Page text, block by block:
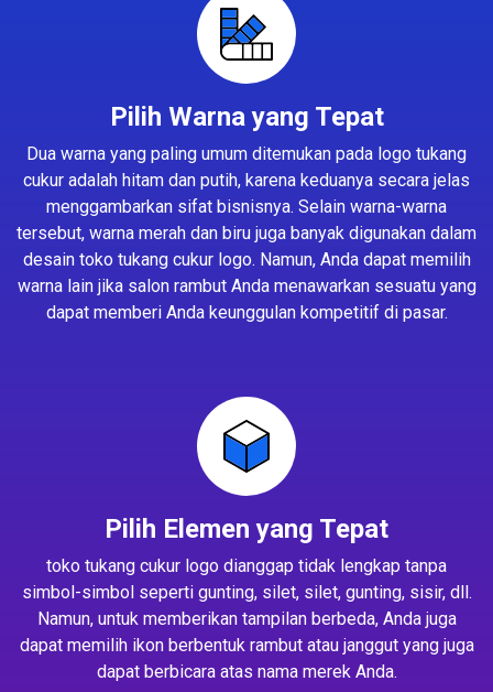
Pilih Warna yang Tepat
Dua warna yang paling umum ditemukan pada logo tukang
cukur adalah hitam dan putih, karena keduanya secara jelas
menggambarkan sifat bisnisnya. Selain warna-warna
tersebut, warna merah dan biru juga banyak digunakan dalam
desain toko tukang cukur logo. Namun, Anda dapat memilih
warna lain jika salon rambut Anda menawarkan sesuatu yang
dapat memberi Anda keunggulan kompetitif di pasar.
Pilih Elemen yang Tepat
toko tukang cukur logo dianggap tidak lengkap tanpa
simbol-simbol seperti gunting, silet, silet, gunting, sisir, dll.
Namun, untuk memberikan tampilan berbeda, Anda juga
dapat memilih ikon berbentuk rambut atau janggut yang juga
dapat berbicara atas nama merek Anda.